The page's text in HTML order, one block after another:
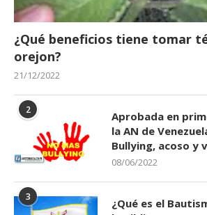
¿Qué beneficios tiene tomar
orejon?
21/12/2022
2
Aprobada en
la AN de
Bullying, acoso y
08/06/2022
3
¿Qué es el